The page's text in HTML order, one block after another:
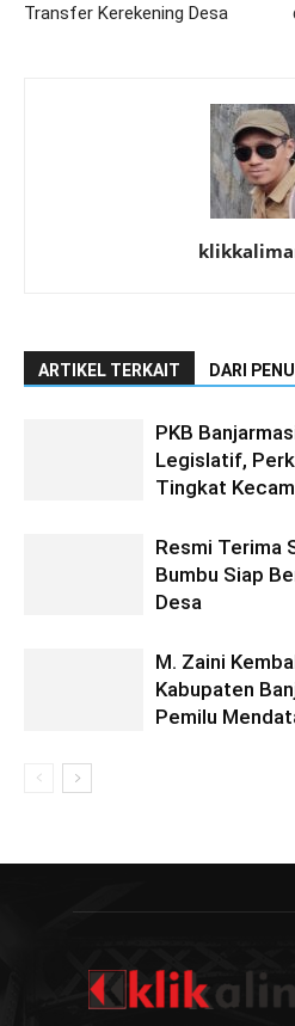
Transfer Kerekening Desa
ARTIKEL TERKAIT DARI
PKB
Legislatif,
Tingkat
Resmi Terima
Bumbu Siap
Desa
M. Zaini
Kabupaten
Pemilu